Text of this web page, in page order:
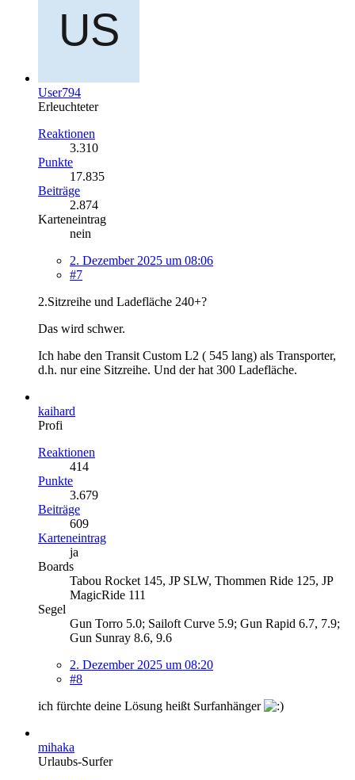
User794
Erleuchteter
Reaktionen
3.310
Punkte
17.835
Beiträge
2.874
Karteneintrag
nein
2. Dezember 2025 um 08:06
#7
2.Sitzreihe und Ladefläche 240+?
Das wird schwer.
Ich habe den Transit Custom L2 ( 545 lang) als Transporter,
d.h. nur eine Sitzreihe. Und der hat 300 Ladefläche.
kaihard
Profi
Reaktionen
414
Punkte
3.679
Beiträge
609
Karteneintrag
ja
Boards
Tabou Rocket 145, JP SLW, Thommen Ride 125, JP
MagicRide 111
Segel
Gun Torro 5.0; Sailoft Curve 5.9; Gun Rapid 6.7, 7.9;
Gun Sunray 8.6, 9.6
2. Dezember 2025 um 08:20
#8
ich fürchte deine Lösung heißt Surfanhänger
mihaka
Urlaubs-Surfer